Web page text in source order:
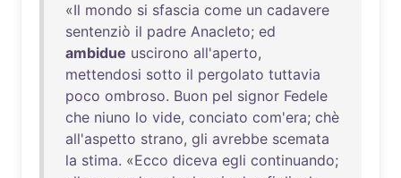
«Il mondo si sfascia come un cadavere
sentenziò il padre Anacleto; ed
ambidue uscirono all'aperto,
mettendosi sotto il pergolato tuttavia
poco ombroso. Buon pel signor Fedele
che niuno lo vide, conciato com'era; chè
all'aspetto strano, gli avrebbe scemata
la stima. «Ecco diceva egli continuando;